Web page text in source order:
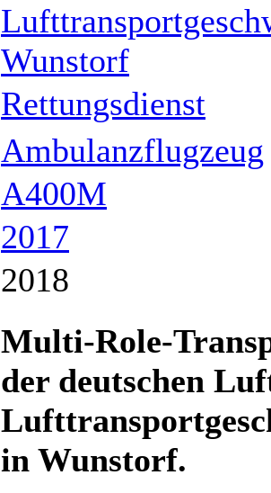
Wunstorf
Rettungsdienst
Ambulanzflugzeug
A400M
2017
2018
Multi-Role-
der deutschen
in Wunstorf.